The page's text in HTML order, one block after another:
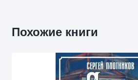
Похожие книги